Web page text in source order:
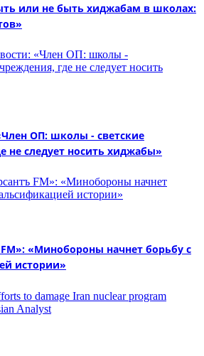
или не быть хиджабам в школах:
ОП: школы - светские
не следует носить хиджабы»
«Минобороны начнет борьбу с
истории»